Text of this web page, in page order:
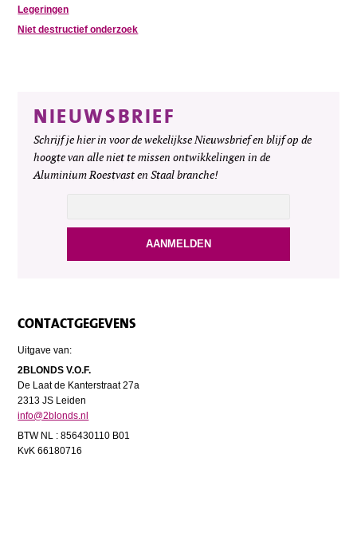
Legeringen
Niet destructief onderzoek
NIEUWSBRIEF
Schrijf je hier in voor de wekelijkse Nieuwsbrief en blijf op de
hoogte van alle niet te missen ontwikkelingen in de
Aluminium Roestvast en Staal branche!
CONTACTGEGEVENS
Uitgave van:
2BLONDS V.O.F.
De Laat de Kanterstraat 27a
2313 JS Leiden
info@2blonds.nl
BTW NL : 856430110 B01
KvK 66180716